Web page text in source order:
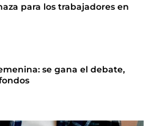
para los trabajadores en
se gana el debate,